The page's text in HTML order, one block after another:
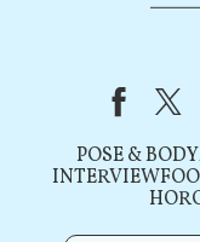
POSE & BODY
INTERVIEW